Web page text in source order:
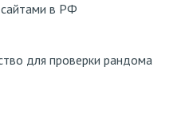
сайтами в РФ
для проверки рандома